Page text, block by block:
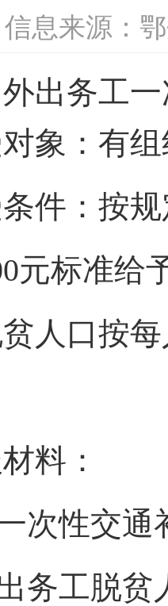
信息来源：
务工一
：有组
：按规
元标准给
人口按
料：
性交通
工脱贫